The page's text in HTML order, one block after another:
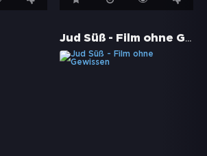
Jud Süß - Film ohne Gewissen